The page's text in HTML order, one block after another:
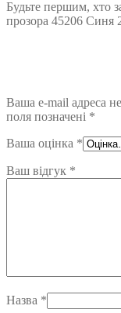
Будьте першим, хто
прозора 45206
Ваша e-mail адреса
поля позначені *
Ваша оцінка *
Ваш відгук *
Назва *